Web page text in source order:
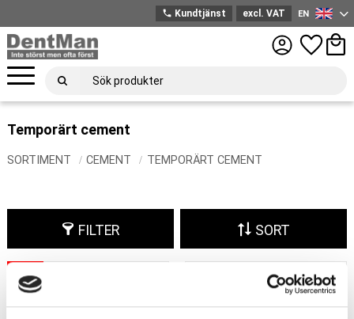
Menu
phone Kundtjänst excl. VAT
English
EN
Favorites
Temporärt cement
SORTIMENT CEMENT TEMPORÄRT CEMENT
FILTER SORT
Add